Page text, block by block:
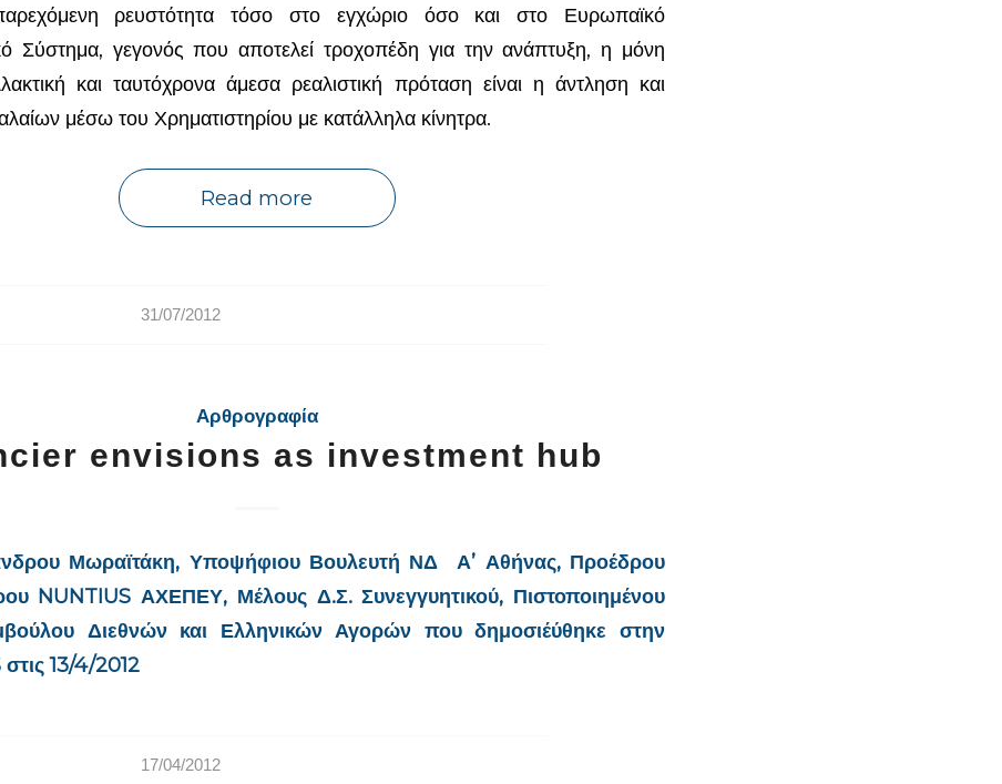
ρευστότητα τόσο στο εγχώριο όσο και στο Ευρωπαϊκό
Σύστημα, γεγονός που αποτελεί τροχοπέδη για την ανάπτυξη, η μόνη
και ταυτόχρονα άμεσα ρεαλιστική πρόταση είναι η άντληση και
μέσω του Χρηματιστηρίου με κατάλληλα κίνητρα.
Read more
31/07/2012
Αρθρογραφία
envisions as investment hub
Μωραϊτάκη, Υποψήφιου Βουλευτή ΝΔ Α’ Αθήνας, Προέδρου
NUNTIUS ΑΧΕΠΕΥ, Μέλους Δ.Σ. Συνεγγυητικού, Πιστοποιημένου
Διεθνών και Ελληνικών Αγορών που δημοσιέύθηκε στην
13/4/2012
17/04/2012